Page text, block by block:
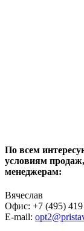
По всем
условиям
менеджерам:
Вячеслав
Офис: +7 (495) 419
E-mail: